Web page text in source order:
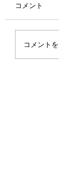
定員に
ござい
い合わ
す。
コメント
コメント